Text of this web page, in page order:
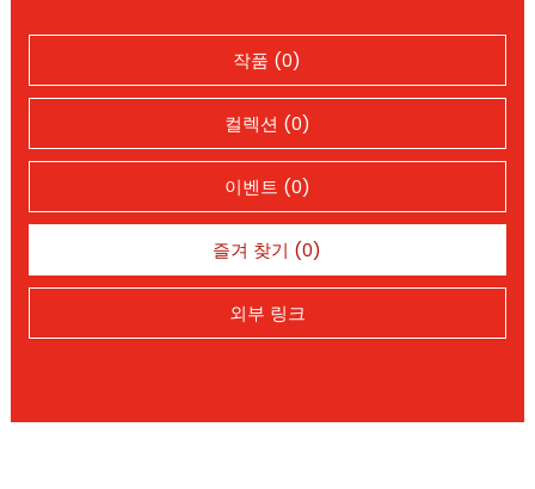
작품 (0)
컬렉션 (0)
이벤트 (0)
즐겨 찾기 (0)
외부 링크